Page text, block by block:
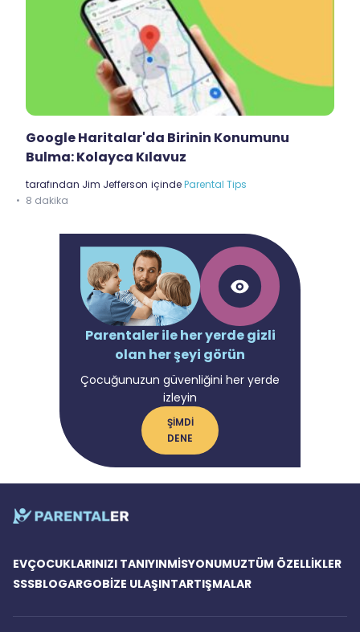
Google Haritalar'da Birinin Konumunu
Bulma: Kolayca Kılavuz
tarafından Jim Jefferson içindeParental Tips
8 dakika
Parentaler ile her yerde gizli
olan her şeyi görün
Çocuğunuzun güvenliğini her yerde
izleyin
ŞIMDI
DENE
EVÇOCUKLARINIZI TANIYINMISYONUMUZTÜM ÖZELLIKLER
SSSBLOGARGOBIZE ULAŞINTARTIŞMALAR